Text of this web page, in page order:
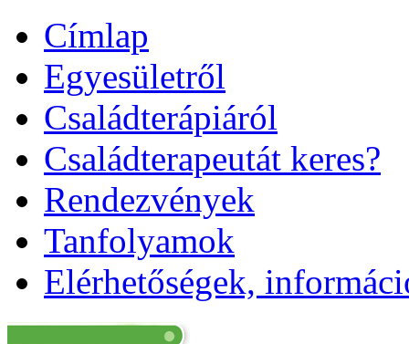
Címlap
Egyesületről
Családterápiáról
Családterapeutát keres?
Rendezvények
Tanfolyamok
Elérhetőségek,